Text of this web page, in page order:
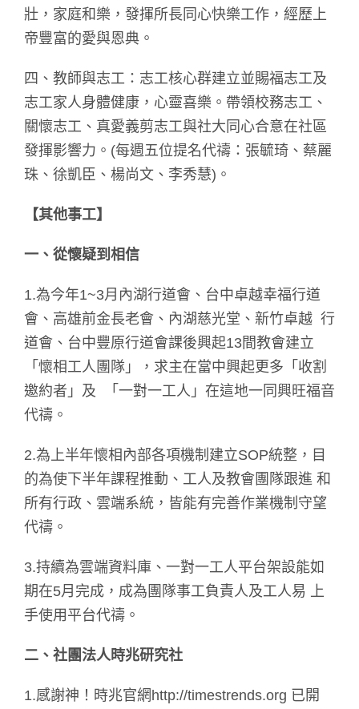
壯，家庭和樂，發揮所長同心快樂工作，經歷上
帝豐富的愛與恩典。
四、教師與志工：志工核心群建立並賜福志工及
志工家人身體健康，心靈喜樂。帶領校務志工、
關懷志工、真愛義剪志工與社大同心合意在社區
發揮影響力。(每週五位提名代禱：張毓琦、蔡麗
珠、徐凱臣、楊尚文、李秀慧)。
【其他事工】
一、從懷疑到相信
1.為今年1~3月內湖行道會、台中卓越幸福行道
會、高雄前金長老會、內湖慈光堂、新竹卓越 行
道會、台中豐原行道會課後興起13間教會建立
「懷相工人團隊」，求主在當中興起更多「收割
邀約者」及 「一對一工人」在這地一同興旺福音
代禱。
2.為上半年懷相內部各項機制建立SOP統整，目
的為使下半年課程推動、工人及教會團隊跟進 和
所有行政、雲端系統，皆能有完善作業機制守望
代禱。
3.持續為雲端資料庫、一對一工人平台架設能如
期在5月完成，成為團隊事工負責人及工人易 上
手使用平台代禱。
二、社團法人時兆研究社
1.感謝神！時兆官網http://timestrends.org 已開